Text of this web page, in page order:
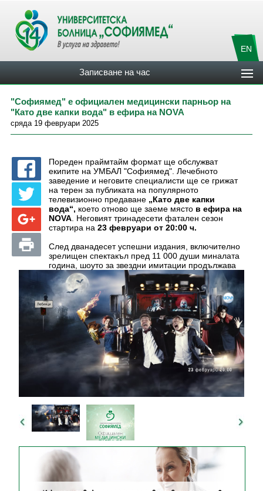
EN
Записване на час
"Софиямед" е официален медицински парньор на
"Като две капки вода" в ефира на NOVA
сряда 19 февруари 2025
Пореден праймтайм формат ще обслужват
екипите на УМБАЛ "Софиямед". Лечебното
заведение и неговите специалисти ще се грижат
на терен за публиката на популярното
телевизионно предаване „Като две капки
вода“, което отново ще заеме място в ефира на
NOVA . Неговият тринадесети фатален сезон
стартира на 23 февруари от 20:00 ч.
След дванадесет успешни издания, включително
зрелищен спектакъл пред 11 000 души миналата
година, шоуто за звездни имитации продължава